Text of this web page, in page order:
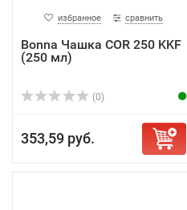
избранное сравнить
Bonna Чашка COR 250 KKF
(250 мл)
(0)
353,59 руб.